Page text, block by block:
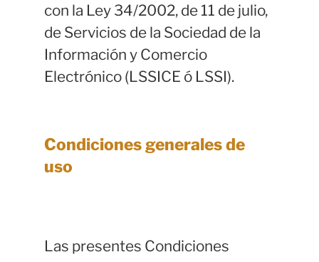
con la Ley 34/2002, de 11 de julio,
de Servicios de la Sociedad de la
Información y Comercio
Electrónico (LSSICE ó LSSI).
Condiciones generales de
uso
Las presentes Condiciones